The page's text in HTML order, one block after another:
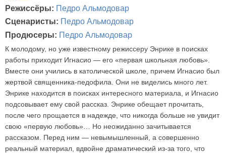
Режиссёры: Педро Альмодовар
Сценаристы: Педро Альмодовар
Продюсеры: Педро Альмодовар
К молодому, но уже известному режиссеру Энрике в поисках
работы приходит Игнасио — его «первая школьная любовь».
Вместе они учились в католической школе, причем Игнасио был
жертвой священника-педофила. Они не виделись много лет.
Энрике находится в поисках интересного материала, и Игнасио
подсовывает ему свой рассказ. Энрике обещает прочитать,
после чего прощается в надежде, что никогда больше не увидит
свою «первую любовь»… Но неожиданно зачитывается
рассказом. Перед ним — невымышленный, а совершенно
реальный материал, вдвойне драматический из-за того, что